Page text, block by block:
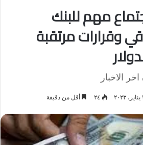
مهم للبنك
وقرارات مرتقبة
الاخبار
٢٤ أقل من دقيقة